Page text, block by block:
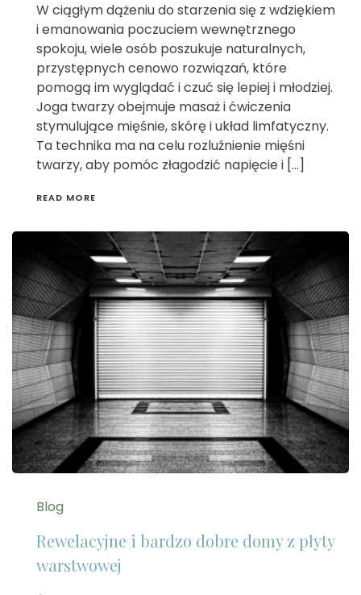
W ciągłym dążeniu do starzenia się z wdziękiem
i emanowania poczuciem wewnętrznego
spokoju, wiele osób poszukuje naturalnych,
przystępnych cenowo rozwiązań, które
pomogą im wyglądać i czuć się lepiej i młodziej.
Joga twarzy obejmuje masaż i ćwiczenia
stymulujące mięśnie, skórę i układ limfatyczny.
Ta technika ma na celu rozluźnienie mięśni
twarzy, aby pomóc złagodzić napięcie i […]
READ MORE
Blog
Rewelacyjne i bardzo dobre domy z płyty
warstwowej